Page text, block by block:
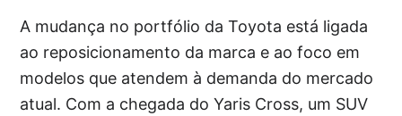
A mudança no portfólio da Toyota está ligada
ao reposicionamento da marca e ao foco em
modelos que atendem à demanda do mercado
atual. Com a chegada do Yaris Cross, um SUV